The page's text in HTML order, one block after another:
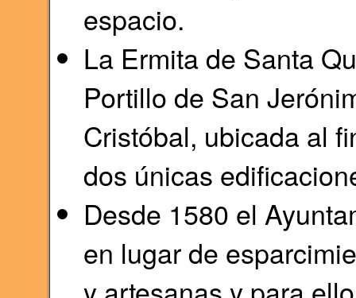
espacio.
La Ermita de Santa
Portillo de San
Cristóbal, ubicada al
dos únicas
Desde 1580 el
en lugar de